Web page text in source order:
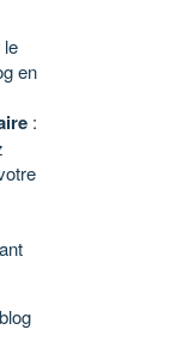
le
en
: